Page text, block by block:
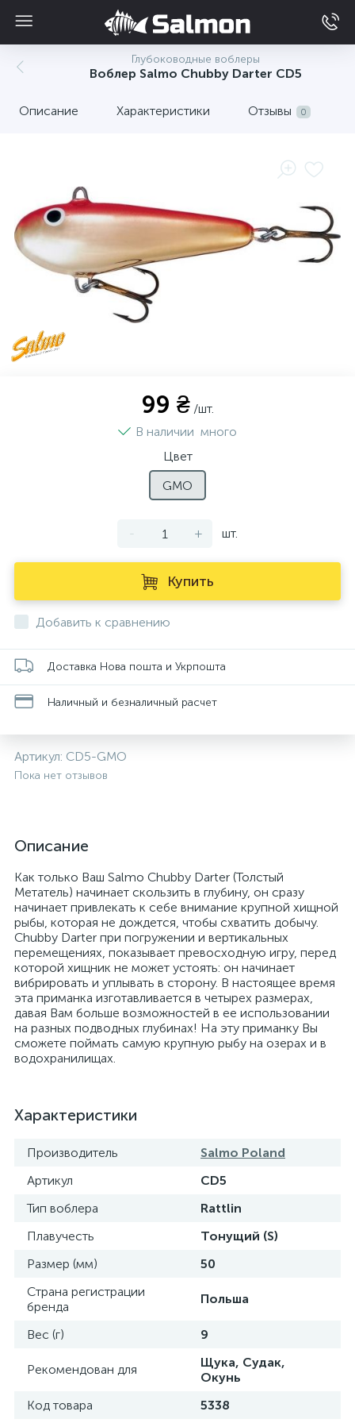
Глубоководные воблеры
Воблер Salmo Chubby Darter CD5
Описание Характеристики Отзывы 0
99 ₴ /шт.
В наличии много
Цвет
GMO
- + шт.
Купить
Добавить к сравнению
Доставка Нова пошта и Укрпошта
Наличный и безналичный расчет
Артикул: CD5-GMO
Пока нет отзывов
Описание
Как только Ваш Salmo Chubby Darter (Толстый
Метатель) начинает скользить в глубину, он сразу
начинает привлекать к себе внимание крупной хищной
рыбы, которая не дождется, чтобы схватить добычу.
Chubby Darter при погружении и вертикальных
перемещениях, показывает превосходную игру, перед
которой хищник не может устоять: он начинает
вибрировать и уплывать в сторону. В настоящее время
эта приманка изготавливается в четырех размерах,
давая Вам больше возможностей в ее использовании
на разных подводных глубинах! На эту приманку Вы
сможете поймать самую крупную рыбу на озерах и в
водохранилищах.
Характеристики
Производитель
Salmo Poland
Артикул
CD5
Тип воблера
Rattlin
Плавучесть
Тонущий (S)
Размер (мм)
50
Страна регистрации
бренда
Польша
Вес (г) 9
Рекомендован для
Щука, Судак,
Окунь
Код товара
5338